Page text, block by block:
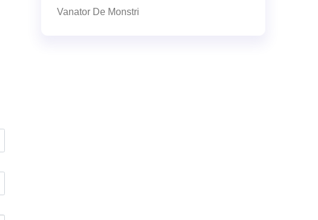
Vanator De Monstri